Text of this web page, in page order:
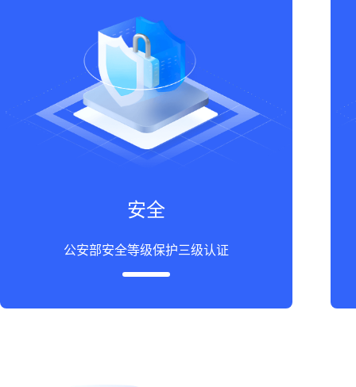
安全
公安部安全等级保护三级认证